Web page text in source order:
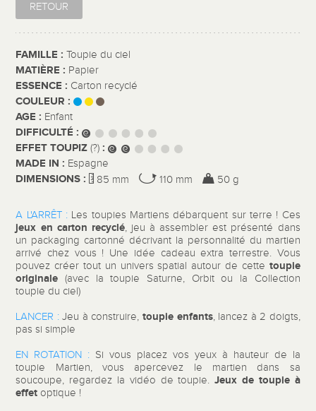
RETOUR
FAMILLE :Toupie du ciel
MATIÈRE : Papier
ESSENCE : Carton recyclé
COULEUR :
AGE : Enfant
DIFFICULTÉ :
EFFET TOUPIZ(?) :
MADE IN : Espagne
DIMENSIONS : 85 mm 110 mm 50 g
A L'ARRÊT : Les toupies Martiens débarquent sur terre ! Ces
jeux en carton recyclé, jeu à assembler est présenté dans
un packaging cartonné décrivant la personnalité du martien
arrivé chez vous ! Une idée cadeau extra terrestre. Vous
pouvez créer tout un univers spatial autour de cette toupie
originale (avec la toupie Saturne, Orbit ou la Collection
toupie du ciel)
LANCER :Jeu à construire,toupie enfants, lancez à 2 doigts,
pas si simple
EN ROTATION : Si vous placez vos yeux à hauteur de la
toupie Martien, vous apercevez le martien dans sa
soucoupe, regardez la vidéo de toupie.Jeux de toupie à
effet optique !